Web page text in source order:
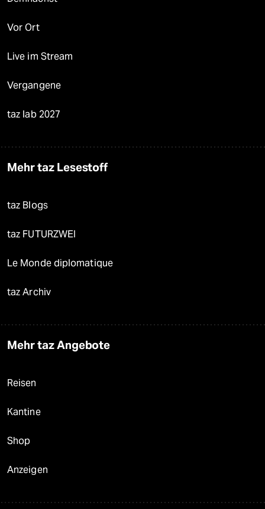
Vor Ort
Live im Stream
Vergangene
taz lab 2027
Mehr taz Lesestoff
taz Blogs
taz FUTURZWEI
Le Monde diplomatique
taz Archiv
Mehr taz Angebote
Reisen
Kantine
Shop
Anzeigen